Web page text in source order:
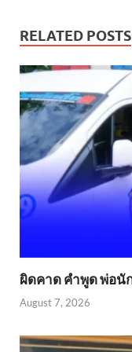
RELATED POSTS
ผิดคาด คำพูด พ่อนั
August 7, 2026